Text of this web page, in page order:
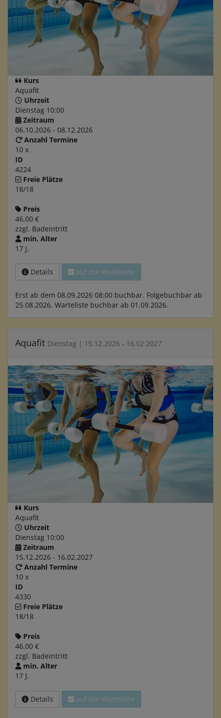
Kurs
Aquafit
Uhrzeit
Dienstag 10:00
Zeitraum
06.10.2026 - 08.12.2026
Anzahl Termine
10 x
ID
4224
Freie Plätze
18/18
Preis
46,00 €
zzgl. Badeintritt
min. Alter
17 J.
Details auf die Warteliste
Erst ab dem 08.09.2026 08:00 buchbar. Folgebuchbar ab
25.08.2026. Warteliste buchbar ab 01.09.2026.
Aquafit Dienstag | 15.12.2026 - 16.02.2027
Kurs
Aquafit
Uhrzeit
Dienstag 10:00
Zeitraum
15.12.2026 - 16.02.2027
Anzahl Termine
10 x
ID
4330
Freie Plätze
18/18
Preis
46,00 €
zzgl. Badeintritt
min. Alter
17 J.
Details auf die Warteliste